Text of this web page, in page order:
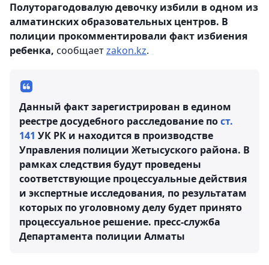
Полуторагодовалую девочку избили в одном из
алматинских образовательных центров. В
полиции прокомментировали факт избиения
ребенка, сообщаетzakon.kz.
Данный факт зарегистрирован в едином
реестре досудебного расследование пост.
141 УК РК и находится в производстве
Управления полиции Жетысуского района. В
рамках следствия будут проведены
соответствующие процессуальные действия
и экспертные исследования, по результатам
которых по уголовному делу будет принято
процессуальное решение. пресс-служба
Департамента полиции Алматы